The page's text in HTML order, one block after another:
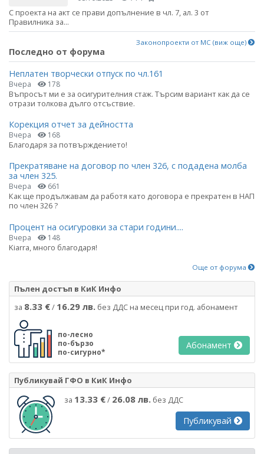
С проекта на акт се прави допълнение в чл. 7, ал. 3 от
Правилника за...
Законопроекти от МС (виж още)
Последно от форума
Неплатен творчески отпуск по чл.161
Вчера 178
Въпросът ми е за осигурителния стаж. Търсим вариант как да се
отрази толкова дълго отсъствие.
Корекция отчет за дейността
Вчера 168
Благодаря за потвърждението!
Прекратяване на договор по член 326, с подадена молба
за член 325.
Вчера 661
Как ще продължавам да работя като договора е прекратен в НАП
по член 326 ?
Процент на осигуровки за стари години....
Вчера 148
Kiarra, много благодаря!
Още от форума
Пълен достъп в КиК Инфо
за 8.33 €/ 16.29 лв. без ДДС на месец при год. абонамент
по-лесно
по-бързо
по-сигурно*
Абонамент
Публикувай ГФО в КиК Инфо
за 13.33 €/ 26.08 лв. без ДДС
Публикувай